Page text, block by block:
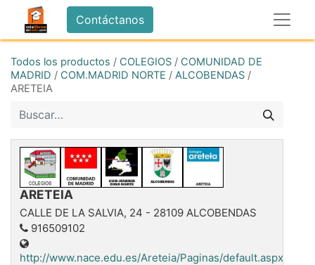
Contáctanos
Todos los productos / COLEGIOS / COMUNIDAD DE
MADRID / COM.MADRID NORTE / ALCOBENDAS /
ARETEIA
ARETEIA
CALLE DE LA SALVIA, 24 - 28109 ALCOBENDAS
916509102
http://www.nace.edu.es/Areteia/Paginas/default.aspx